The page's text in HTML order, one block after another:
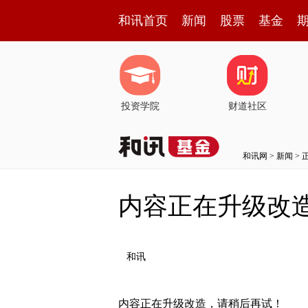
和讯首页 新闻 股票 基金
投资学院 财道社区
和讯网 > 新闻 >
内容正在升级改
和讯
内容正在升级改造，请稍后再试！